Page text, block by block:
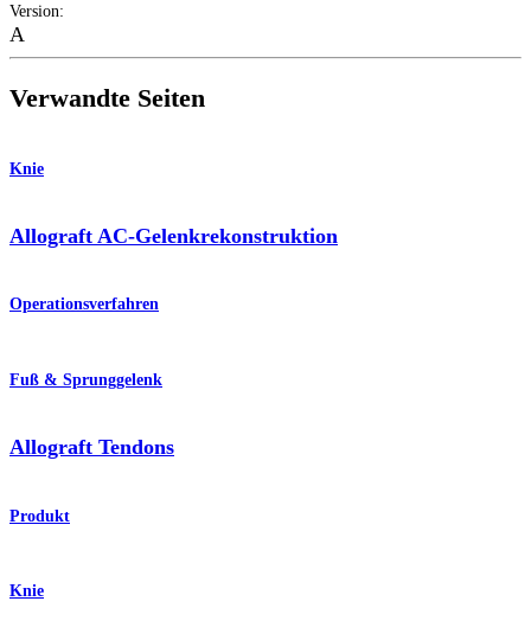
Version:
A
Verwandte Seiten
Knie
Allograft AC-Gelenkrekonstruktion
Operationsverfahren
Fuß & Sprunggelenk
Allograft Tendons
Produkt
Knie